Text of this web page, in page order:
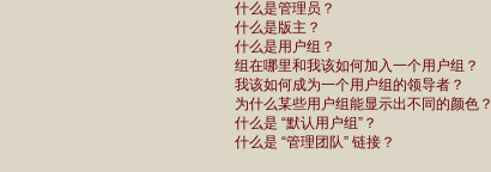
什么是管理员？
什么是版主？
什么是用户组？
组在哪里和我该如何加入一个用户组？
我该如何成为一个用户组的领导者？
为什么某些用户组能显示出不同的颜色？
什么是 “默认用户组”？
什么是 “管理团队” 链接？